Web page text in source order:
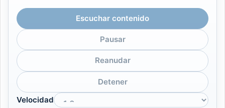
Escuchar contenido
Pausar
Reanudar
Detener
Velocidad